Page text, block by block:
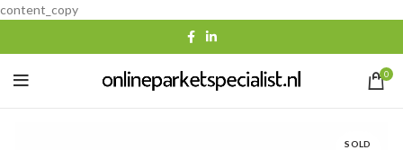
content_copy
0
SOLD